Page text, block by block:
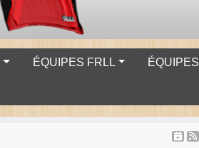
ÉQUIPES FRLL